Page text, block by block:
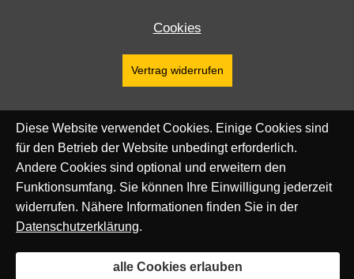
Cookies
Vertrag widerrufen
Diese Website verwendet Cookies. Einige Cookies sind
für den Betrieb der Website unbedingt erforderlich.
Andere Cookies sind optional und erweitern den
Funktionsumfang. Sie können Ihre Einwilligung jederzeit
widerrufen. Nähere Informationen finden Sie in der
Datenschutzerklärung.
alle Cookies erlauben